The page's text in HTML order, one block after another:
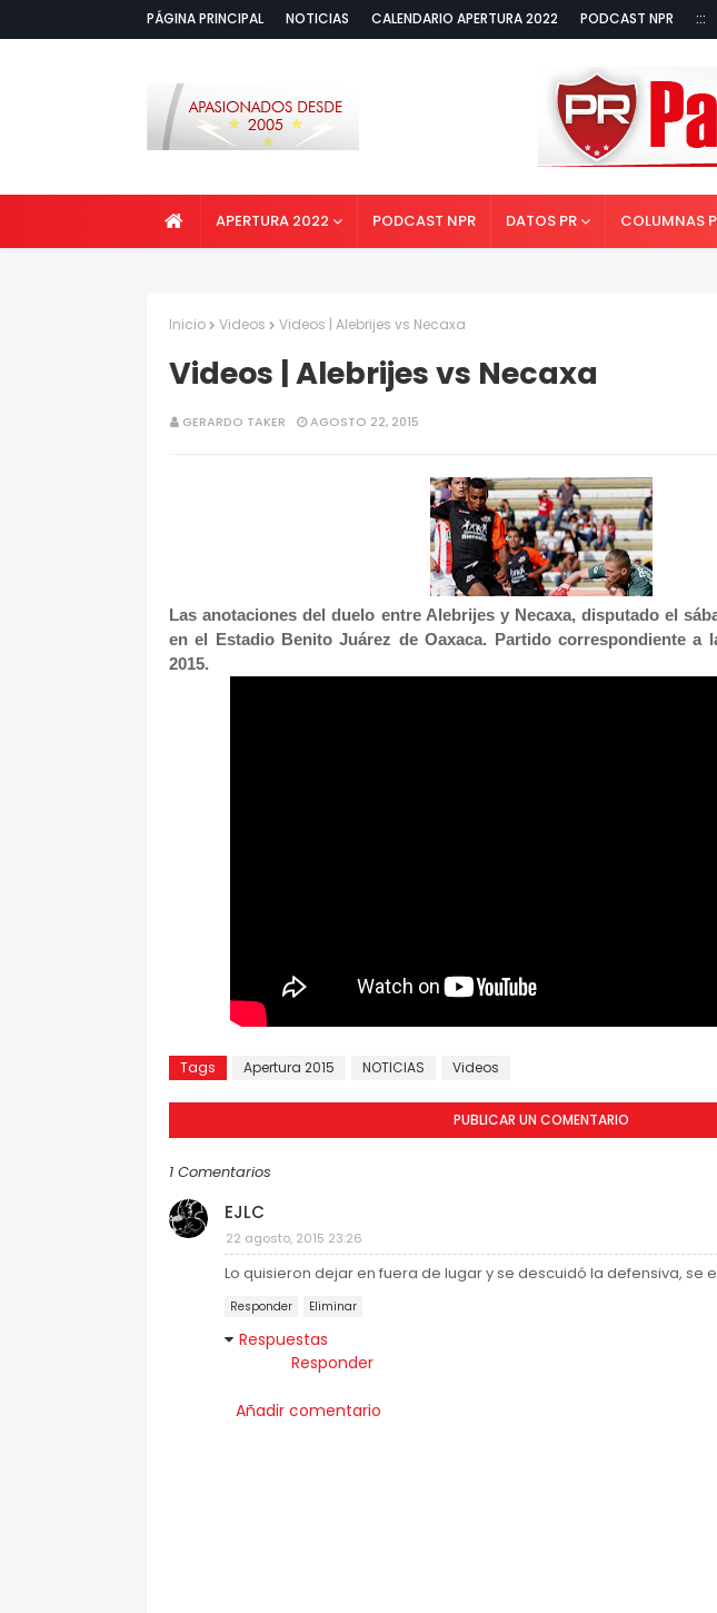
PÁGINA PRINCIPAL NOTICIAS CALENDARIO APERTURA 2022 PODCAST NPR :::
APERTURA 2022 PODCAST NPR DATOS PR COLUMNAS
Inicio Videos Videos | Alebrijes vs Necaxa
Videos | Alebrijes vs Necaxa
GERARDO TAKER AGOSTO 22, 2015
Las anotaciones del duelo entre Alebrijes y Necaxa, disputado el
en el Estadio Benito Juárez de Oaxaca. Partido correspondiente a
2015.
Tags Apertura 2015 NOTICIAS Videos
PUBLICAR UN COMENTARIO
1 Comentarios
EJLC
22 agosto, 2015 23:26
Lo quisieron dejar en fuera de lugar y se descuidó la defensiva, se
Responder Eliminar
Respuestas
Responder
Añadir comentario